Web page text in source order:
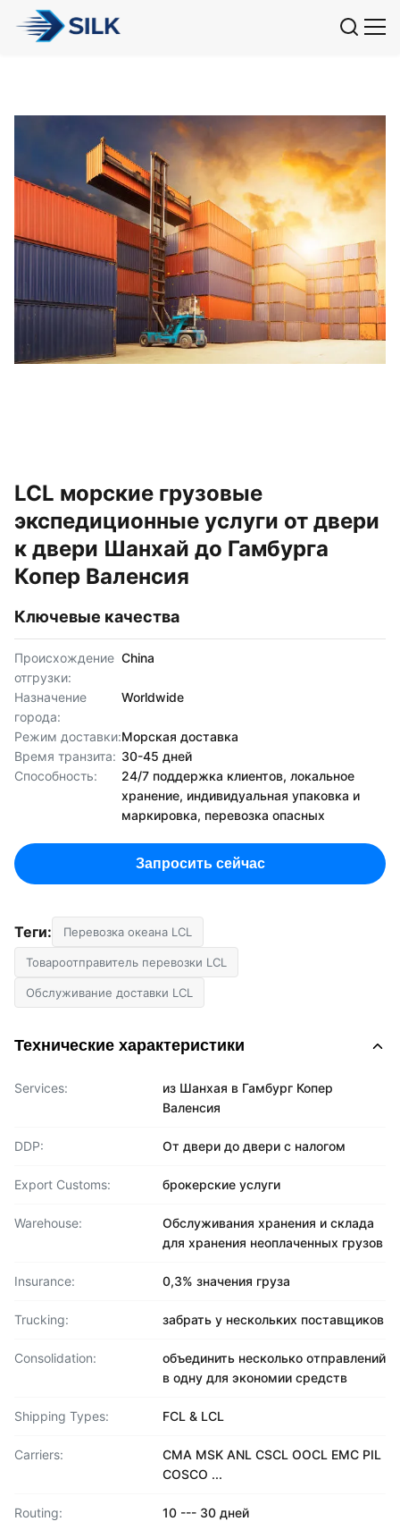
LCL морские грузовые
экспедиционные услуги от двери
к двери Шанхай до Гамбурга
Копер Валенсия
Ключевые качества
Происхождение
отгрузки:
China
Назначение
города:
Worldwide
Режим доставки:Морская доставка
Время транзита: 30-45 дней
Способность:
24/7 поддержка клиентов, локальное
хранение, индивидуальная упаковка и
маркировка, перевозка опасных
Запросить сейчас
Теги: Перевозка океана LCL
Товароотправитель перевозки LCL
Обслуживание доставки LCL
Технические характеристики
Services:
из Шанхая в Гамбург Копер
Валенсия
DDP: От двери до двери с налогом
Export Customs: брокерские услуги
Warehouse:
Обслуживания хранения и склада
для хранения неоплаченных грузов
Insurance: 0,3% значения груза
Trucking: забрать у нескольких поставщиков
Consolidation:
объединить несколько отправлений
в одну для экономии средств
Shipping Types: FCL & LCL
Carriers:
CMA MSK ANL CSCL OOCL EMC PIL
COSCO ...
Routing: 10 --- 30 дней